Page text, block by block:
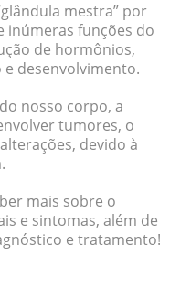
mestra” por
inúmeras funções do
de hormônios,
desenvolvimento.
nosso corpo, a
tumores, o
devido à
mais sobre o
e sintomas, além de
e tratamento!